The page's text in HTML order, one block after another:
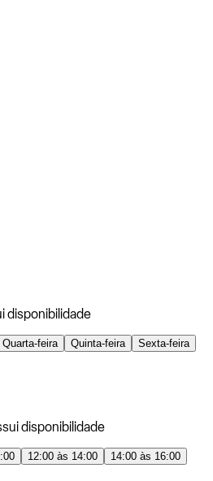
disponibilidade
Quarta-feira Quinta-feira
Sexta-feira
disponibilidade
12:00 às 14:00
14:00 às 16:00